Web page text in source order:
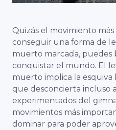
Quizás el movimiento
conseguir una forma de
muerto marcada, puedes
conquistar el mundo. El
muerto implica la esquiva
que desconcierta incluso
experimentados del
movimientos más
dominar para poder